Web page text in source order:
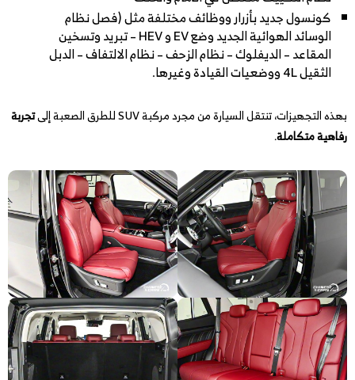
كونسول جديد بأزرار ووظائف مختلفة مثل (فصل نظام
الوسائد الهوائية الجديد وضع EV و HEV – تبريد وتسخين
المقاعد – الديفلوك – نظام الزحف – نظام الالتفاف – الدبل
الثقيل 4L ووضعيات القيادة وغيرها.
بهذه التجهيزات، تنتقل السيارة من مجرد مركبة SUV للطرق الصعبة إلى
تجربة
رفاهية متكاملة.